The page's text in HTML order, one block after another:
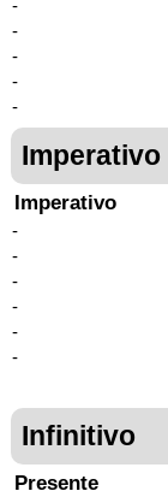
-
-
-
-
-
Imperativo
Imperativo
-
-
-
-
-
-
Infinitivo
Presente